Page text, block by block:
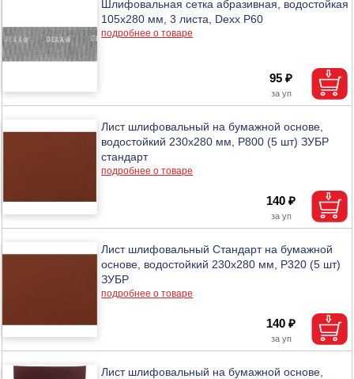
Шлифовальная сетка абразивная, водостойкая
105х280 мм, 3 листа, Dexx Р60
подробнее о товаре
95 ₽
Лист шлифовальный на бумажной основе,
водостойкий 230х280 мм, Р800 (5 шт) ЗУБР
стандарт
подробнее о товаре
140 ₽
Лист шлифовальный Стандарт на бумажной
основе, водостойкий 230х280 мм, Р320 (5 шт)
ЗУБР
подробнее о товаре
140 ₽
Лист шлифовальный на бумажной основе,